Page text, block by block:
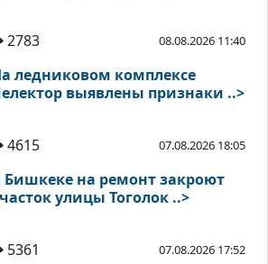
2783 08.08.2026 11:40
ледниковом комплексе
выявлены признаки ..>
4615 07.08.2026 18:05
Бишкеке на ремонт закроют
участок улицы Тоголок ..>
5361 07.08.2026 17:52